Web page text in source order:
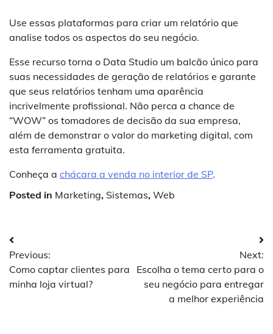
Use essas plataformas para criar um relatório que
analise todos os aspectos do seu negócio.
Esse recurso torna o Data Studio um balcão único para
suas necessidades de geração de relatórios e garante
que seus relatórios tenham uma aparência
incrivelmente profissional. Não perca a chance de
“WOW” os tomadores de decisão da sua empresa,
além de demonstrar o valor do marketing digital, com
esta ferramenta gratuita.
Conheça a chácara a venda no interior de SP.
Posted in Marketing, Sistemas, Web
Navegação
de
Post
Previous:
Como captar clientes para
minha loja virtual?
Next:
Escolha o tema certo para o
seu negócio para entregar
a melhor experiência